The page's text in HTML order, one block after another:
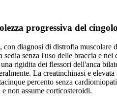
progressiva del
diagnosi di distrofia
sedia senza l'uso delle braccia e
rigidita dei flessori dell'anca
La creatinchinasi e
percento senza
non assume corticosteroidi.